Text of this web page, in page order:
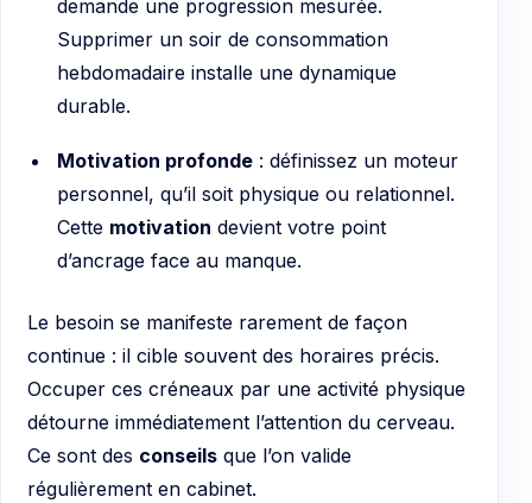
demande une progression mesurée.
Supprimer un soir de consommation
hebdomadaire installe une dynamique
durable.
Motivation profonde: définissez un moteur
personnel, qu’il soit physique ou relationnel.
Cette motivation devient votre point
d’ancrage face au manque.
Le besoin se manifeste rarement de façon
continue : il cible souvent des horaires précis.
Occuper ces créneaux par une activité physique
détourne immédiatement l’attention du cerveau.
Ce sont des conseils que l’on valide
régulièrement en cabinet.